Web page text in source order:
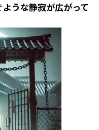
うな静寂が広がって